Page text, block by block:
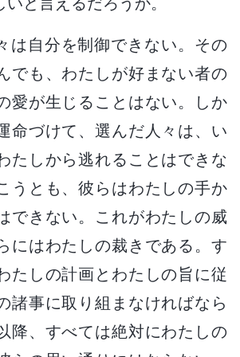
は自分を制御できない。その
でも、わたしが好まない者の
愛が生じることはない。しか
命づけて、選んだ人々は、い
たしから逃れることはできな
うとも、彼らはわたしの手か
できない。これがわたしの威
にはわたしの裁きである。す
たしの計画とわたしの旨に従
諸事に取り組まなければなら
降、すべては絶対にわたしの